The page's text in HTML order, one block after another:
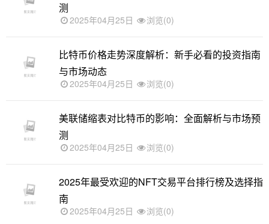
测
2025年04月25日 浏览(0)
比特币价格走势深度解析：新手必看的投资指南
与市场动态
2025年04月25日 浏览(0)
美联储缩表对比特币的影响：全面解析与市场预
测
2025年04月25日 浏览(0)
2025年最受欢迎的NFT交易平台排行榜及选择指
南
2025年04月25日 浏览(0)